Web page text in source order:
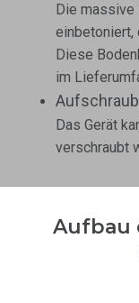
Die massive
einbetoniert,
Diese
im
Das Gerät
verschraubt
Aufbau